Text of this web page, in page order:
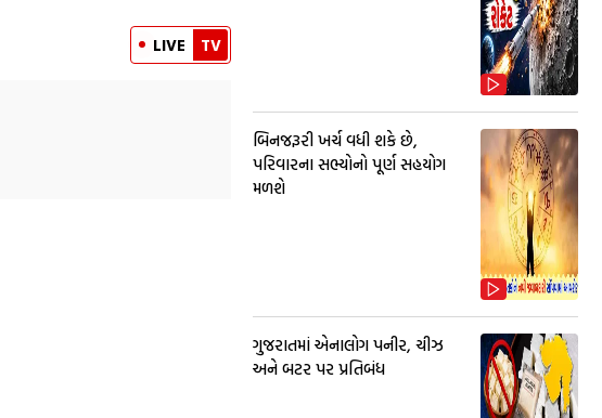
LIVE TV
બિનજરૂરી ખર્ચ વધી શકે છે,
પરિવારના સભ્યોનો પૂર્ણ સહયોગ
મળશે
ગુજરાતમાં એનાલોગ પનીર, ચીઝ
અને બટર પર પ્રતિબંધ